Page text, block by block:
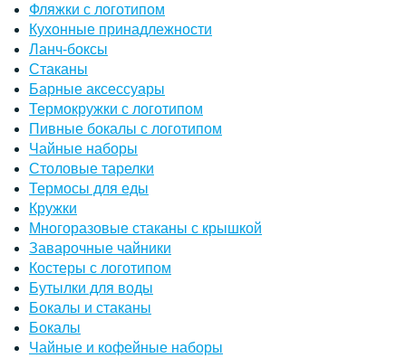
Фляжки с логотипом
Кухонные принадлежности
Ланч-боксы
Стаканы
Барные аксессуары
Термокружки с логотипом
Пивные бокалы с логотипом
Чайные наборы
Столовые тарелки
Термосы для еды
Кружки
Многоразовые стаканы с крышкой
Заварочные чайники
Костеры с логотипом
Бутылки для воды
Бокалы и стаканы
Бокалы
Чайные и кофейные наборы